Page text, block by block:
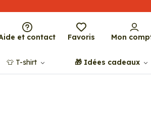
et contact Favoris Mon
👕​​ T-shirt 🎁​ Idées cadeaux